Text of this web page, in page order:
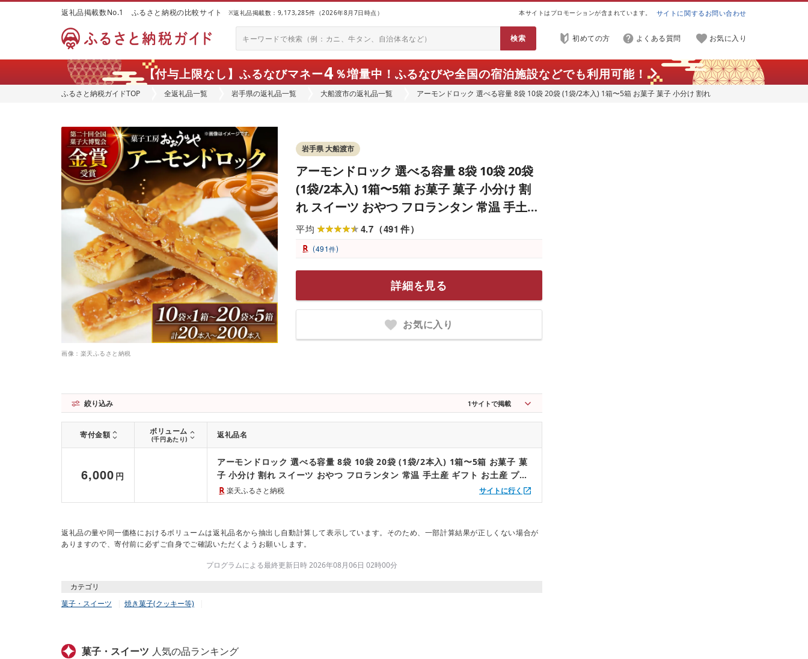
返礼品掲載数No.1 ふるさと納税の比較サイト ※返礼品掲載数：9,173,285件（2026年8月7日時点） 本サイトはプロモーションが含まれています。 サイトに関するお問い合わせ
初めての方 よくある質問 お気に入り
【付与上限なし】ふるなびマネー4％増量中！ ふるなびや全国の宿泊施設などでも利用可能！
ふるさと納税ガイドTOP 全返礼品一覧 岩手県の返礼品一覧 大船渡市の返礼品一覧
アーモンドロック 選べる容量 8袋 10袋 20袋 (1袋/2本入) 1箱〜5箱 お菓子 菓子 小分け 割れ
画像：楽天ふるさと納税
岩手県 大船渡市
アーモンドロック 選べる容量 8袋 10袋 20袋
(1袋/2本入) 1箱〜5箱 お菓子 菓子 小分け 割
れ スイーツ おやつ フロランタン 常温 手土産
ギフト お土産 プレゼント 誕生日 アーモンド
クッキー おおうらや テレビ ニュース 大船渡
平均 4.7 （491 件）
(491件)
詳細を見る
お気に入り
絞り込み 1サイトで掲載
寄付金額 ボリューム
(千円あたり) 返礼品名
6,000 円
楽天ふるさと納税
アーモンドロック 選べる容量 8袋 10袋 20袋 (1袋/2本入) 1箱〜5箱 お菓子 菓
子 小分け 割れ スイーツ おやつ フロランタン 常温 手土産 ギフト お土産 プレ
ゼント 誕生日 アーモンド クッキー おおうらや テレビ ニュース 大船渡 大船渡
市 三陸 岩手県
サイトに行く
返礼品の量や同一価格におけるボリュームは返礼品名から抽出し自動計算して表示しています。そのため、一部計算結果が正しくない場合が
ありますので、寄付前に必ずご自身でご確認いただくようお願いします。
プログラムによる最終更新日時 2026年08月06日 02時00分
カテゴリ
菓子・スイーツ
焼き菓子(クッキー等)
菓子・スイーツ 人気の品ランキング